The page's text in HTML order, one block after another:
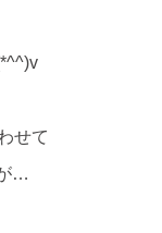
せて
…